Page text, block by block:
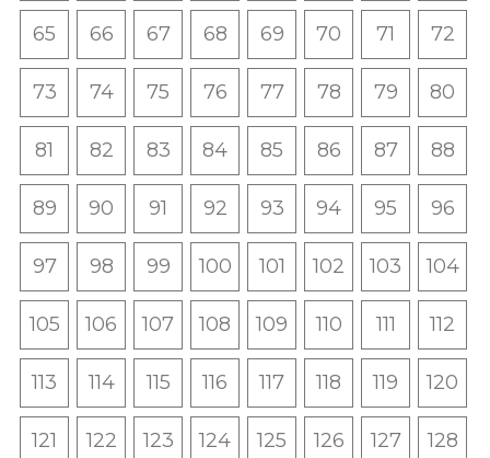
65 66 67 68 69 70 71 72
73 74 75 76 77 78 79 80
81 82 83 84 85 86 87 88
89 90 91 92 93 94 95 96
97 98 99 100 101 102 103 104
105 106 107 108 109 110 111 112
113 114 115 116 117 118 119 120
121 122 123 124 125 126 127 128